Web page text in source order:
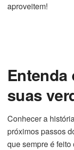
aproveitem!
Entenda
suas
Conhecer a
próximos passos
que sempre é feito